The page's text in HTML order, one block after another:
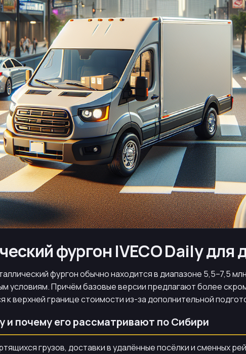
фургон IVECO Daily для
фургон обычно находится в диапазоне 5,5–7,5
условиям. Причём базовые версии предлагают более
верхней границе стоимости из-за дополнительной
и почему его рассматривают по Сибири
грузов, доставки в удалённые посёлки и сменных